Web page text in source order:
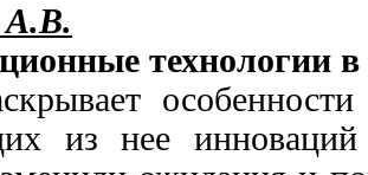
А.В.
технологии в
из нее